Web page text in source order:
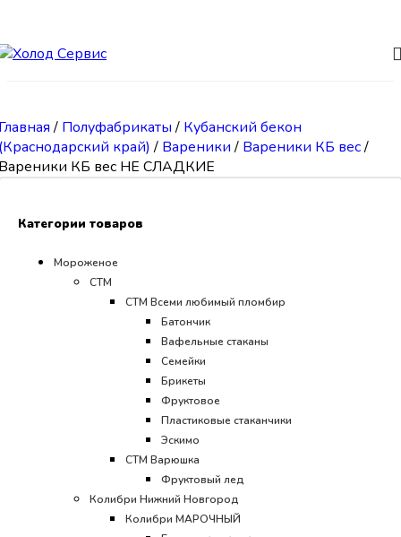
/ Полуфабрикаты/ Кубанский бекон
край)/ Вареники/ Вареники КБ вес/
КБ вес НЕ СЛАДКИЕ
Категории товаров
Мороженое
СТМ
CТМ Всеми любимый пломбир
Батончик
Вафельные стаканы
Семейки
Брикеты
Фруктовое
Пластиковые стаканчики
Эскимо
CТМ Варюшка
Фруктовый лед
Колибри Нижний Новгород
Колибри МАРОЧНЫЙ